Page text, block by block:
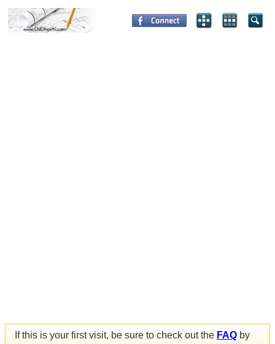
If this is your first visit, be sure to check out the FAQ by